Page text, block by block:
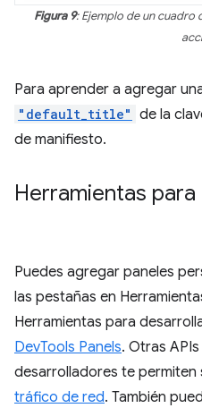
Figura 9: Ejemplo de un cuadro
Para aprender a agregar
"default_title" de la
de manifiesto.
Herramientas
Puedes agregar paneles
las pestañas en
Herramientas para
DevTools Panels. Otras
desarrolladores te permiten
tráfico de red. También